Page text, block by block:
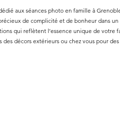
aux séances photo en famille à
de complicité et de bonheur dans
qui reflètent l’essence unique de votre
des décors extérieurs ou chez vous pour